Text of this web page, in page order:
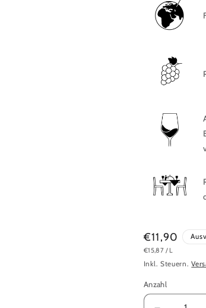
Normaler
Preis
€11,90
GRUNDPREIS
€15,87 / PRO
L
Inkl. Steuern.
Anzahl